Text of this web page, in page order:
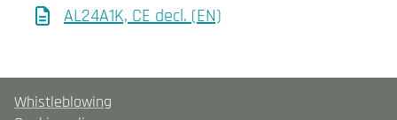
AL24A1K, CE decl. (EN)
Whistleblowing